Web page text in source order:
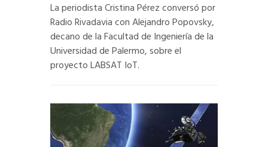
La periodista Cristina Pérez conversó por
Radio Rivadavia con Alejandro Popovsky,
decano de la Facultad de Ingeniería de la
Universidad de Palermo, sobre el
proyecto LABSAT IoT.